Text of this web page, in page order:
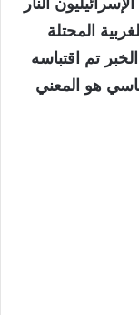
المحتلة
بأن الخبر تم اقتباسه
هو المعني